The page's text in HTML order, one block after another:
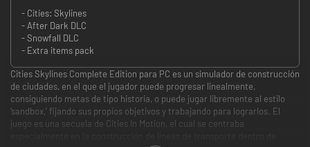
- Cities: Skylines
- After Dark DLC
- Snowfall DLC
- Extra items pack
Cities Skylines Complete Edition para PC es un simulador de construcción
de ciudades, en el que el jugador puede progresar linealmente,
consiguiendo metas de tipo historia, o puede jugar libremente al estilo
‘sandbox,’ fijando sus propios objetivos y trabajando para lograrlos. El
juego es una secuela de Cities In Motion, el cual se centraba